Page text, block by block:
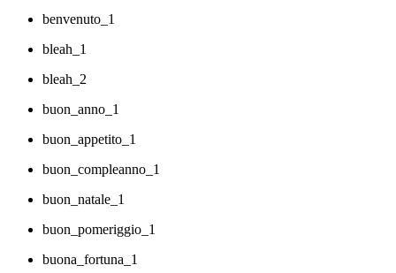
benvenuto_1
bleah_1
bleah_2
buon_anno_1
buon_appetito_1
buon_compleanno_1
buon_natale_1
buon_pomeriggio_1
buona_fortuna_1